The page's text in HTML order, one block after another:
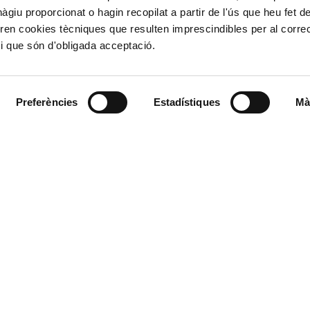
proporcionat o hagin recopilat a partir de l'ús que heu fet
cookies tècniques que resulten imprescindibles per al
que són d'obligada acceptació.
Preferències Estadístiques
963 939 500
900 859 573*
Derecho de
Canal Ético
Canal Externo AIPI